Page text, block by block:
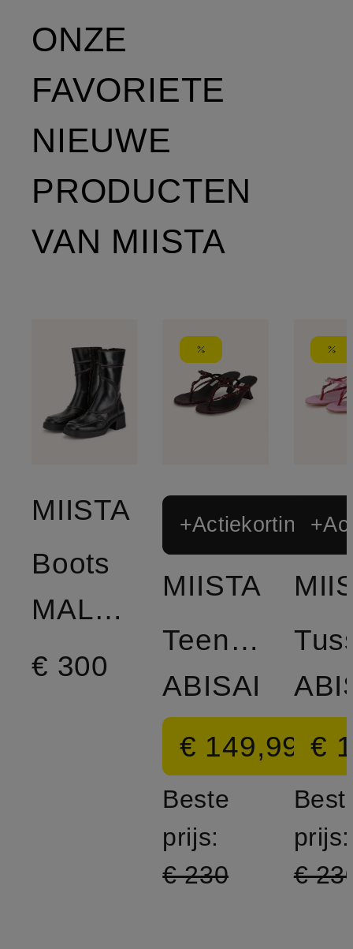
ONZE
FAVORIETE
NIEUWE
PRODUCTEN
VAN MIISTA
MIISTA
Boots
MALENE
€ 300
+Actiekorting
MIISTA
Teenscheider
ABISAI
€ 149,99
Beste
prijs:
€ 230
€
prijs:
€